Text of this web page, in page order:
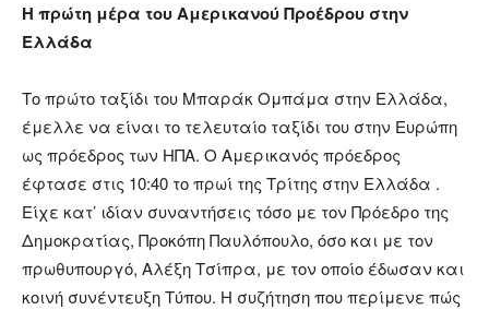
Η πρώτη μέρα του Αμερικανού Προέδρου στην
Ελλάδα
Το πρώτο ταξίδι του Μπαράκ Ομπάμα στην Ελλάδα,
έμελλε να είναι το τελευταίο ταξίδι του στην Ευρώπη
ως πρόεδρος των ΗΠΑ. Ο Αμερικανός πρόεδρος
έφτασε στις 10:40 το πρωί της Τρίτης στην Ελλάδα .
Είχε κατ’ ιδίαν συναντήσεις τόσο με τον Πρόεδρο της
Δημοκρατίας, Προκόπη Παυλόπουλο, όσο και με τον
πρωθυπουργό, Αλέξη Τσίπρα, με τον οποίο έδωσαν και
κοινή συνέντευξη Τύπου. Η συζήτηση που περίμενε πώς